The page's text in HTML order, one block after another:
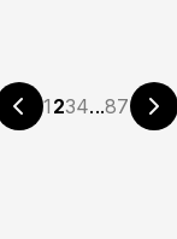
1 234...87